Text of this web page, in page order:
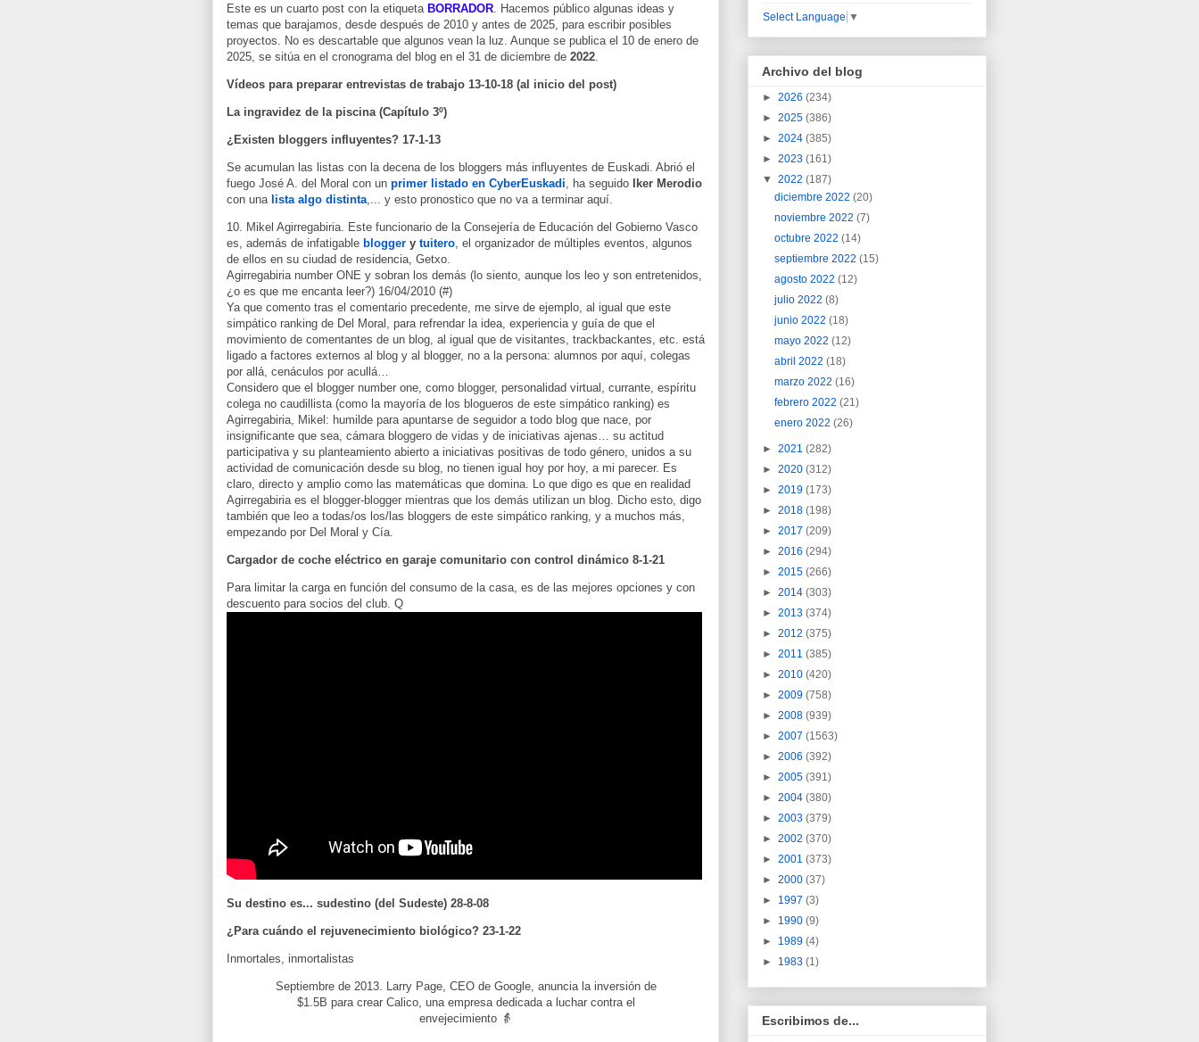
Este es un cuarto post con la etiqueta BORRADOR . Hacemos público algunas ideas y
temas que barajamos, desde después de 2010 y antes de 2025, para escribir posibles
proyectos. No es descartable que algunos vean la luz. Aunque se publica el 10 de enero de
2025, se sitúa en el cronograma del blog en el 31 de diciembre de 2022
Vídeos para preparar entrevistas de trabajo 13-10-18 (al inicio del post)
La ingravidez de la piscina (Capítulo 3º)
¿Existen bloggers influyentes? 17-1-13
Se acumulan las listas con la decena de los bloggers más influyentes de Euskadi. Abrió el
fuego José A. del Moral con un primer listado en CyberEuskadi , ha seguido
Iker Merodio
con una lista algo distinta ,... y esto pronostico que no va a terminar aquí.
10. Mikel Agirregabiria. Este funcionario de la Consejería de Educación del Gobierno Vasco
es, además de infatigable blogger y tuitero , el organizador de múltiples eventos, algunos
de ellos en su ciudad de residencia, Getxo.
Agirregabiria number ONE y sobran los demás (lo siento, aunque los leo y son entretenidos,
¿o es que me encanta leer?) 16/04/2010 (#)
Ya que comento tras el comentario precedente, me sirve de ejemplo, al igual que este
simpático ranking de Del Moral, para refrendar la idea, experiencia y guía de que el
movimiento de comentantes de un blog, al igual que de visitantes, trackbackantes, etc. está
ligado a factores externos al blog y al blogger, no a la persona: alumnos por aquí, colegas
por allá, cenáculos por acullá…
Considero que el blogger number one, como blogger, personalidad virtual, currante, espíritu
colega no caudillista (como la mayoría de los blogueros de este simpático ranking) es
Agirregabiria, Mikel: humilde para apuntarse de seguidor a todo blog que nace, por
insignificante que sea, cámara bloggero de vidas y de iniciativas ajenas… su actitud
participativa y su planteamiento abierto a iniciativas positivas de todo género, unidos a su
actividad de comunicación desde su blog, no tienen igual hoy por hoy, a mi parecer. Es
claro, directo y amplio como las matemáticas que domina. Lo que digo es que en realidad
Agirregabiria es el blogger-blogger mientras que los demás utilizan un blog. Dicho esto, digo
también que leo a todas/os los/las bloggers de este simpático ranking, y a muchos más,
empezando por Del Moral y Cía.
Cargador de coche eléctrico en garaje comunitario con control dinámico 8-1-21
Para limitar la carga en función del consumo de la casa, es de las mejores opciones y con
descuento para socios del club. Q
Su destino es... sudestino (del Sudeste) 28-8-08
¿Para cuándo el rejuvenecimiento biológico? 23-1-22
Inmortales, inmortalistas
Septiembre de 2013. Larry Page, CEO de Google, anuncia la inversión de
$1.5B para crear Calico, una empresa dedicada a luchar contra el
envejecimiento 👵
Select Language ▼
Archivo del blog
► 2026 (234)
► 2025 (386)
► 2024 (385)
► 2023 (161)
▼ 2022 (187)
diciembre 2022(20)
noviembre 2022(7)
octubre 2022(14)
septiembre 2022(15)
agosto 2022(12)
julio 2022(8)
junio 2022(18)
mayo 2022(12)
abril 2022(18)
marzo 2022(16)
febrero 2022(21)
enero 2022(26)
► 2021 (282)
► 2020 (312)
► 2019 (173)
► 2018 (198)
► 2017 (209)
► 2016 (294)
► 2015 (266)
► 2014 (303)
► 2013 (374)
► 2012 (375)
► 2011 (385)
► 2010 (420)
► 2009 (758)
► 2008 (939)
► 2007 (1563)
► 2006 (392)
► 2005 (391)
► 2004 (380)
► 2003 (379)
► 2002 (370)
► 2001 (373)
► 2000 (37)
► 1997 (3)
► 1990 (9)
► 1989 (4)
► 1983 (1)
Escribimos de...